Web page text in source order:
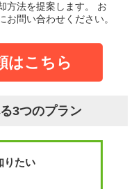
方法を提案します。
お
問い合わせください。
はこちら
3つのプラン
りたい